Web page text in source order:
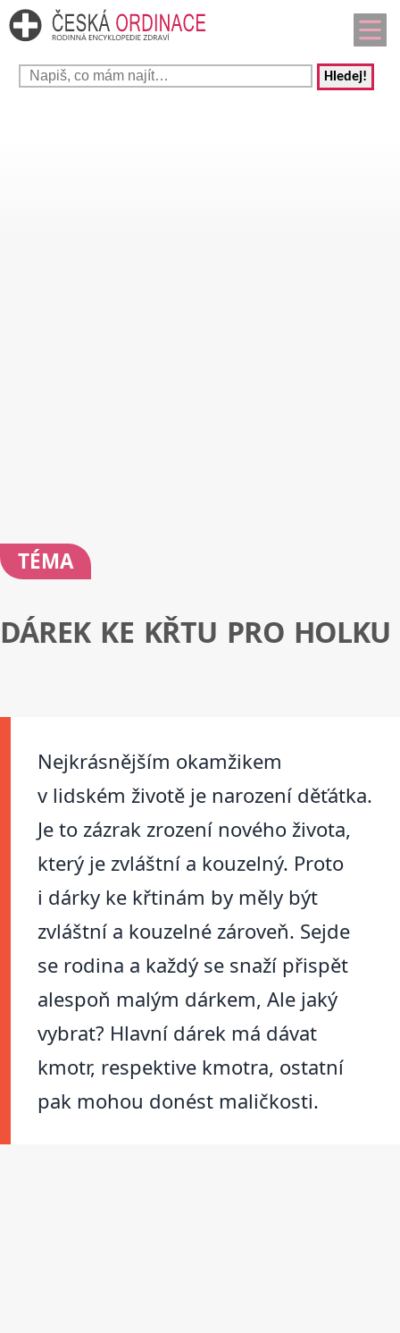
Hledej!
TÉMA
DÁREK KE KŘTU PRO HOLKU
Nejkrásnějším okamžikem
v lidském životě je narození děťátka.
Je to zázrak zrození nového života,
který je zvláštní a kouzelný. Proto
i dárky ke křtinám by měly být
zvláštní a kouzelné zároveň. Sejde
se rodina a každý se snaží přispět
alespoň malým dárkem, Ale jaký
vybrat? Hlavní dárek má dávat
kmotr, respektive kmotra, ostatní
pak mohou donést maličkosti.